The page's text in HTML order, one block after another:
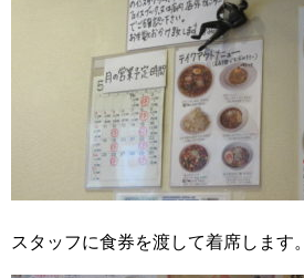
スタッフに食券を渡して着席します。